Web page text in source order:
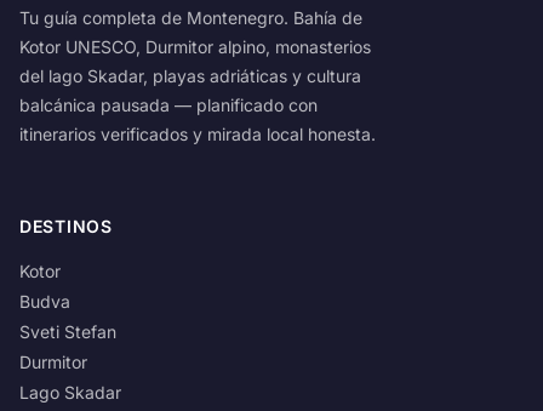
Tu guía completa de Montenegro. Bahía de
Kotor UNESCO, Durmitor alpino, monasterios
del lago Skadar, playas adriáticas y cultura
balcánica pausada — planificado con
itinerarios verificados y mirada local honesta.
DESTINOS
Kotor
Budva
Sveti Stefan
Durmitor
Lago Skadar